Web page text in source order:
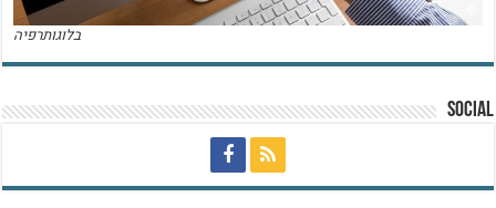
בלוגותרפיה
Social